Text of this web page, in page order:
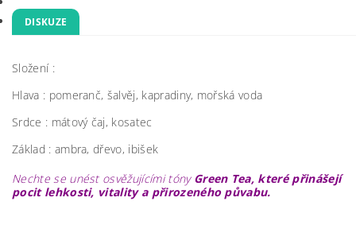
DISKUZE
Složení :
Hlava : pomeranč, šalvěj, kapradiny, mořská voda
Srdce : mátový čaj, kosatec
Základ : ambra, dřevo, ibišek
Nechte se unést osvěžujícími tónyGreen Tea, které přinášejí
pocit lehkosti, vitality a přirozeného půvabu.